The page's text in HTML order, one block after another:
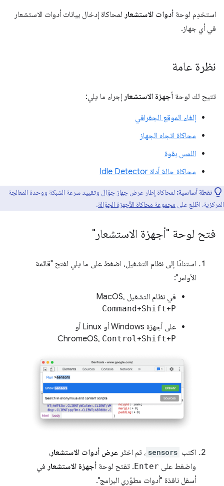
استخدِم لوحة أدوات الاستشعار لمحاكاة إدخال بيانات أدوات الاستشعار
في أي جهاز.
نظرة عامة
تتيح لك لوحة أجهزة الاستشعار إجراء ما يلي:
إلغاء الموقع الجغرافي
محاكاة اتجاه الجهاز
اللمس بقوة
محاكاة حالة أداة Idle Detector
نقطة أساسية: لمحاكاة إطار عرض جهاز جوّال وتقييد سرعة الشبكة ووحدة المعالجة
المركزية، اطّلِع على مجموعة محاكاة الأجهزة الجوّالة.
فتح لوحة "أجهزة الاستشعار"
استنادًا إلى نظام التشغيل، اضغط على ما يلي لفتح "قائمة
الأوامر":
في نظام التشغيل MacOS،
Command+Shift+P
على أجهزة Windows أو Linux أو
ChromeOS، Control+Shift+P
اكتب sensors ، ثم اختَر عرض أدوات الاستشعار ،
واضغط على Enter. تفتح لوحة أجهزة الاستشعار في
أسفل نافذة "أدوات مطوّري البرامج".